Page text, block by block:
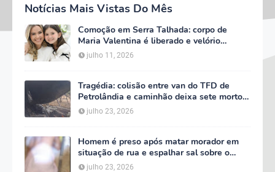
Notícias Mais Vistas Do Mês
Comoção em Serra Talhada: corpo de
Maria Valentina é liberado e velório
começa às 5h deste domingo
julho 11, 2026
Tragédia: colisão entre van do TFD de
Petrolândia e caminhão deixa sete mortos
em Floresta
julho 23, 2026
Homem é preso após matar morador em
situação de rua e espalhar sal sobre o
corpo em Serra Talhada
julho 23, 2026